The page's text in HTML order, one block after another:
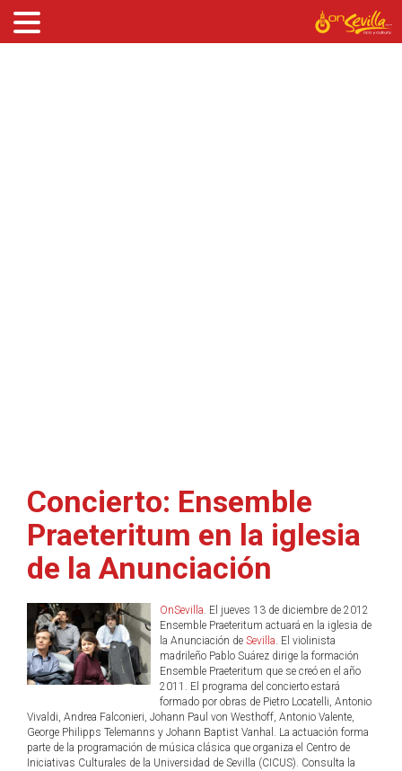
Concierto: Ensemble
Praeteritum en la iglesia
de la Anunciación
OnSevilla. El jueves 13 de diciembre de 2012
Ensemble Praeteritum actuará en la iglesia de
la Anunciación de Sevilla. El violinista
madrileño Pablo Suárez dirige la formación
Ensemble Praeteritum que se creó en el año
2011. El programa del concierto estará
formado por obras de Pietro Locatelli, Antonio
Vivaldi, Andrea Falconieri, Johann Paul von Westhoff, Antonio Valente,
George Philipps Telemanns y Johann Baptist Vanhal. La actuación forma
parte de la programación de música clásica que organiza el Centro de
Iniciativas Culturales de la Universidad de Sevilla (CICUS). Consulta la